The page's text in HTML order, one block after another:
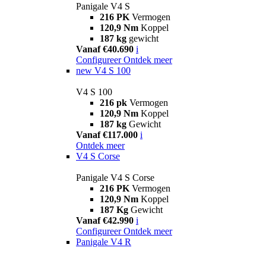
Panigale V4 S
216 PK Vermogen
120,9 Nm Koppel
187 kg gewicht
Vanaf €40.690 i
Configureer Ontdek meer
new V4 S 100
V4 S 100
216 pk Vermogen
120,9 Nm Koppel
187 kg Gewicht
Vanaf €117.000 i
Ontdek meer
V4 S Corse
Panigale V4 S Corse
216 PK Vermogen
120,9 Nm Koppel
187 Kg Gewicht
Vanaf €42.990 i
Configureer Ontdek meer
Panigale V4 R